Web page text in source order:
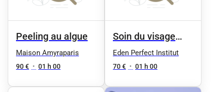
Peeling au algue
Maison Amyraparis
90 € • 01 h 00
Soin du visage
Anti-âge
Eden Perfect Institut
70 € • 01 h 00